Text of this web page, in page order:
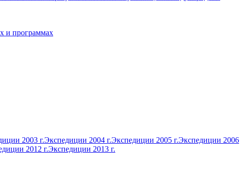
и программах
2003 г.Экспедиции 2004 г.Экспедиции 2005 г.Экспедиции 2006
2012 г.Экспедиции 2013 г.